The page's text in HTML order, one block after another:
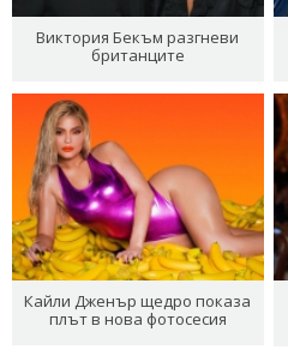
Виктория Бекъм разгневи
британците
Кайли Дженър щедро показа
плът в нова фотосесия